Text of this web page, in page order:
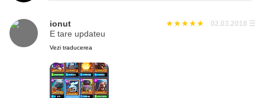
ionut 02.03.2018 ☰
E tare updateu
Vezi traducerea